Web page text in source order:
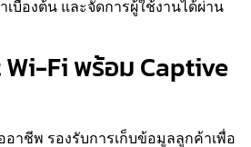
บื้องต้น และจัดการผู้ใช้งานได้ผ่าน
Wi-Fi พร้อม Captive
าชีพ รองรับการเก็บข้อมูลลูกค้าเพื่อ